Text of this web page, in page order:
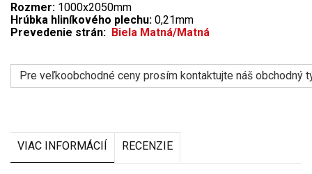
Rozmer: 1000x2050mm
Hrúbka hliníkového plechu: 0,21mm
Prevedenie strán: Biela Matná/Matná
Pre veľkoobchodné ceny prosím kontaktujte náš obchodný
VIAC INFORMÁCIÍ RECENZIE